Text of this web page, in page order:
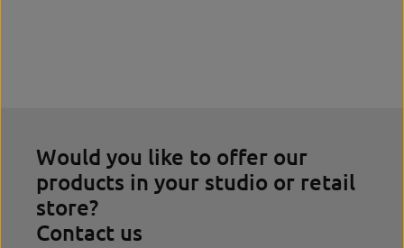
Would you like to offer our
products in your studio or retail
store?
Contact us